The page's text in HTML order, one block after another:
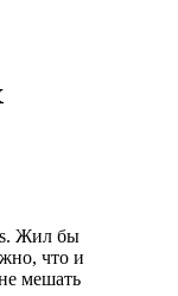
Жил бы
что и
мешать